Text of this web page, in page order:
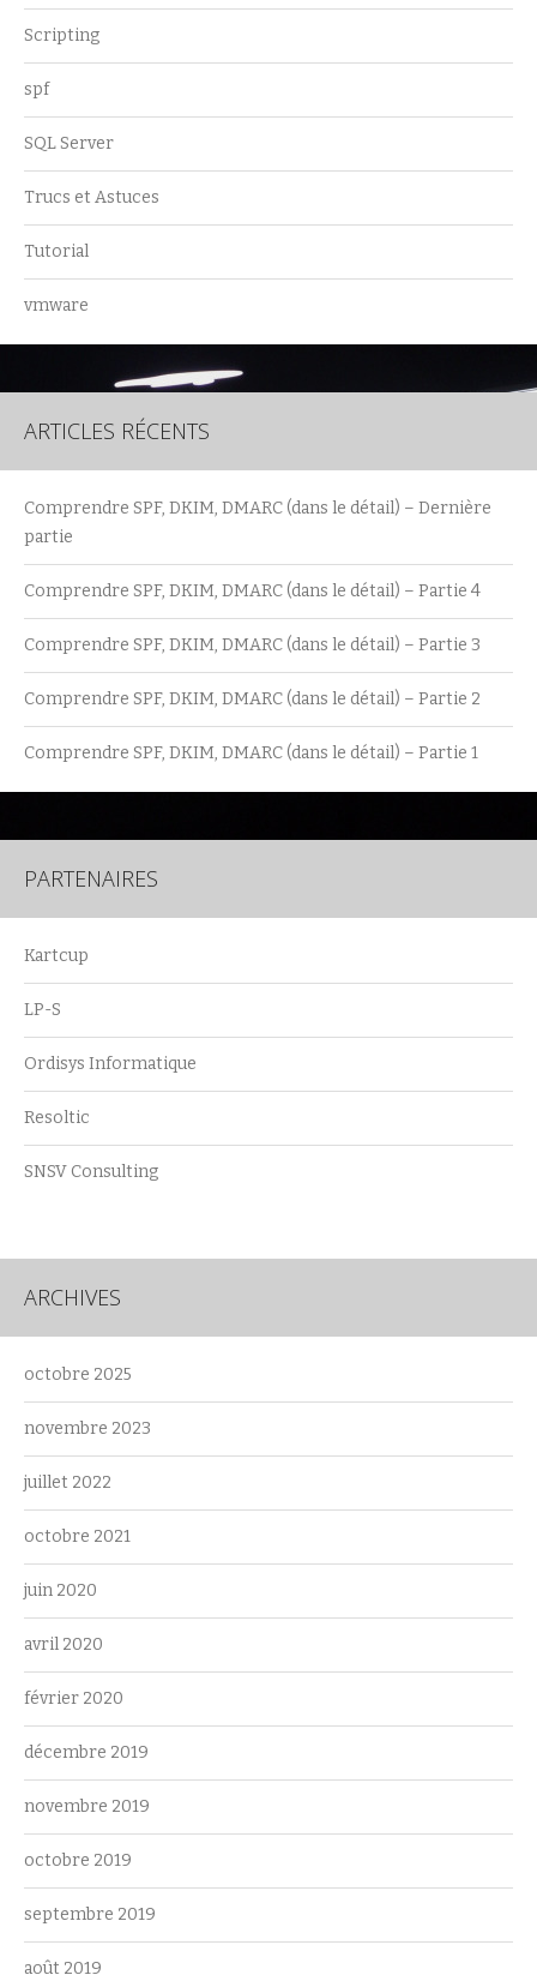
Scripting
spf
SQL Server
Trucs et Astuces
Tutorial
vmware
ARTICLES RÉCENTS
Comprendre SPF, DKIM, DMARC (dans le détail) – Dernière
partie
Comprendre SPF, DKIM, DMARC (dans le détail) – Partie 4
Comprendre SPF, DKIM, DMARC (dans le détail) – Partie 3
Comprendre SPF, DKIM, DMARC (dans le détail) – Partie 2
Comprendre SPF, DKIM, DMARC (dans le détail) – Partie 1
PARTENAIRES
Kartcup
LP-S
Ordisys Informatique
Resoltic
SNSV Consulting
ARCHIVES
octobre 2025
novembre 2023
juillet 2022
octobre 2021
juin 2020
avril 2020
février 2020
décembre 2019
novembre 2019
octobre 2019
septembre 2019
août 2019